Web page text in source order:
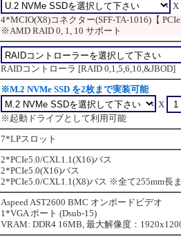
X
4*MCIO(X8)コネクター(SFF-TA-1016)【
※AMD RAID 0, 1, 10 サポート
RAIDコントローラ [RAID 0,1,5,6,10,&JBOD]
※M.2 NVMe SSD を2枚まで実装可能
X
※起動ドライブとして利用可能
7*LPスロット
2*PCIe5.0/CXL1.1(X16)バス
2*PCIe5.0(X16)バス
2*PCIe5.0/CXL1.1(X8)バス ※全て255mm長
Aspeed AST2600 BMC オンボードビデオ
1*VGA ポート (Dsub-15)
VRAM: DDR4 16MB, 最大解像度：